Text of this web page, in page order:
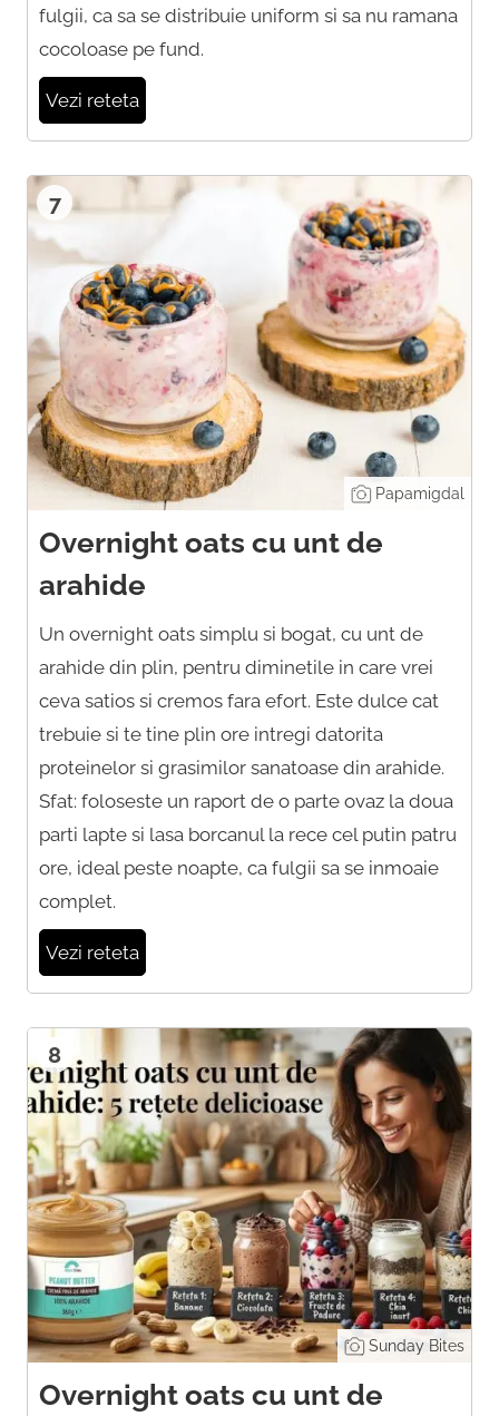
fulgii, ca sa se distribuie uniform si sa nu ramana
cocoloase pe fund.
Vezi reteta
7
Papamigdal
Overnight oats cu unt de
arahide
Un overnight oats simplu si bogat, cu unt de
arahide din plin, pentru diminetile in care vrei
ceva satios si cremos fara efort. Este dulce cat
trebuie si te tine plin ore intregi datorita
proteinelor si grasimilor sanatoase din arahide.
Sfat: foloseste un raport de o parte ovaz la doua
parti lapte si lasa borcanul la rece cel putin patru
ore, ideal peste noapte, ca fulgii sa se inmoaie
complet.
Vezi reteta
8
Sunday Bites
Overnight oats cu unt de